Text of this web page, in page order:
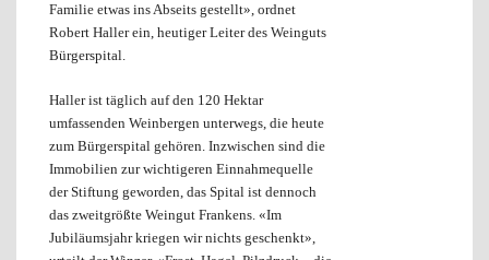
Familie etwas ins Abseits gestellt», ordnet
Robert Haller ein, heutiger Leiter des Weinguts
Bürgerspital.
Haller ist täglich auf den 120 Hektar
umfassenden Weinbergen unterwegs, die heute
zum Bürgerspital gehören. Inzwischen sind die
Immobilien zur wichtigeren Einnahmequelle
der Stiftung geworden, das Spital ist dennoch
das zweitgrößte Weingut Frankens. «Im
Jubiläumsjahr kriegen wir nichts geschenkt»,